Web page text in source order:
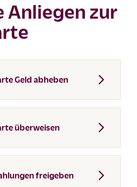
Anliegen zur
Geld abheben
überweisen
freigeben